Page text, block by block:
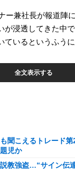
兼社長が報道陣に
が浸透してきた中
ているというふう
全文表示する
聞こえるトレード
児か
教強盗…“サイン伝